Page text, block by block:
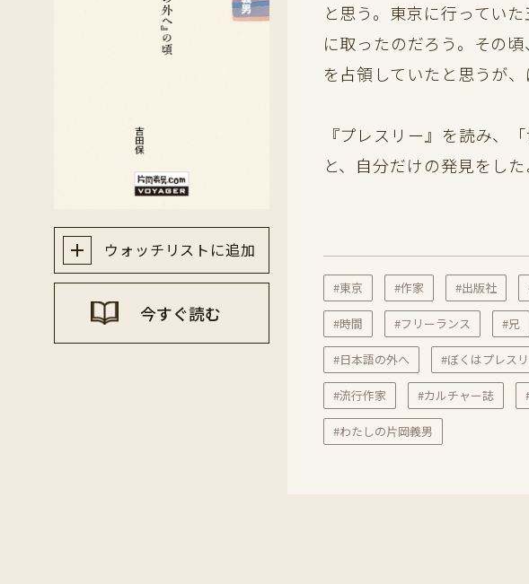
ウォッチリストに追加
今すぐ読む
と思う。東京に行ってい
に取ったのだろう。その
を占領していたと思うが
『プレスリー』を読み、
と、自分だけの発見をし
#東京 #作家 #出版社
#時間 #フリーランス #兄
#日本語の外へ #ぼくはプレス
#流行作家 #カルチャー誌
#わたしの片岡義男